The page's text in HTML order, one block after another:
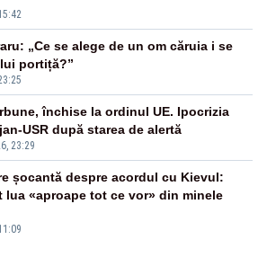
„Ce se alege de un om căruia i se
portiță?”
23:29
închise la ordinul UE. Ipocrizia
USR după starea de alertă
șocantă despre acordul cu Kievul:
lua «aproape tot ce vor» din minele